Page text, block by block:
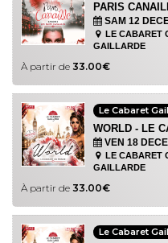
PARIS
SAM 12
LE CABARET
GAILLARDE
À partir de 33.00€
Le Cabaret
WORLD - LE
VEN 18
LE CABARET
GAILLARDE
À partir de 33.00€
Le Cabaret